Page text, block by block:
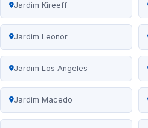
Jardim Kireeff
Jardim Leonor
Jardim Los Angeles
Jardim Macedo